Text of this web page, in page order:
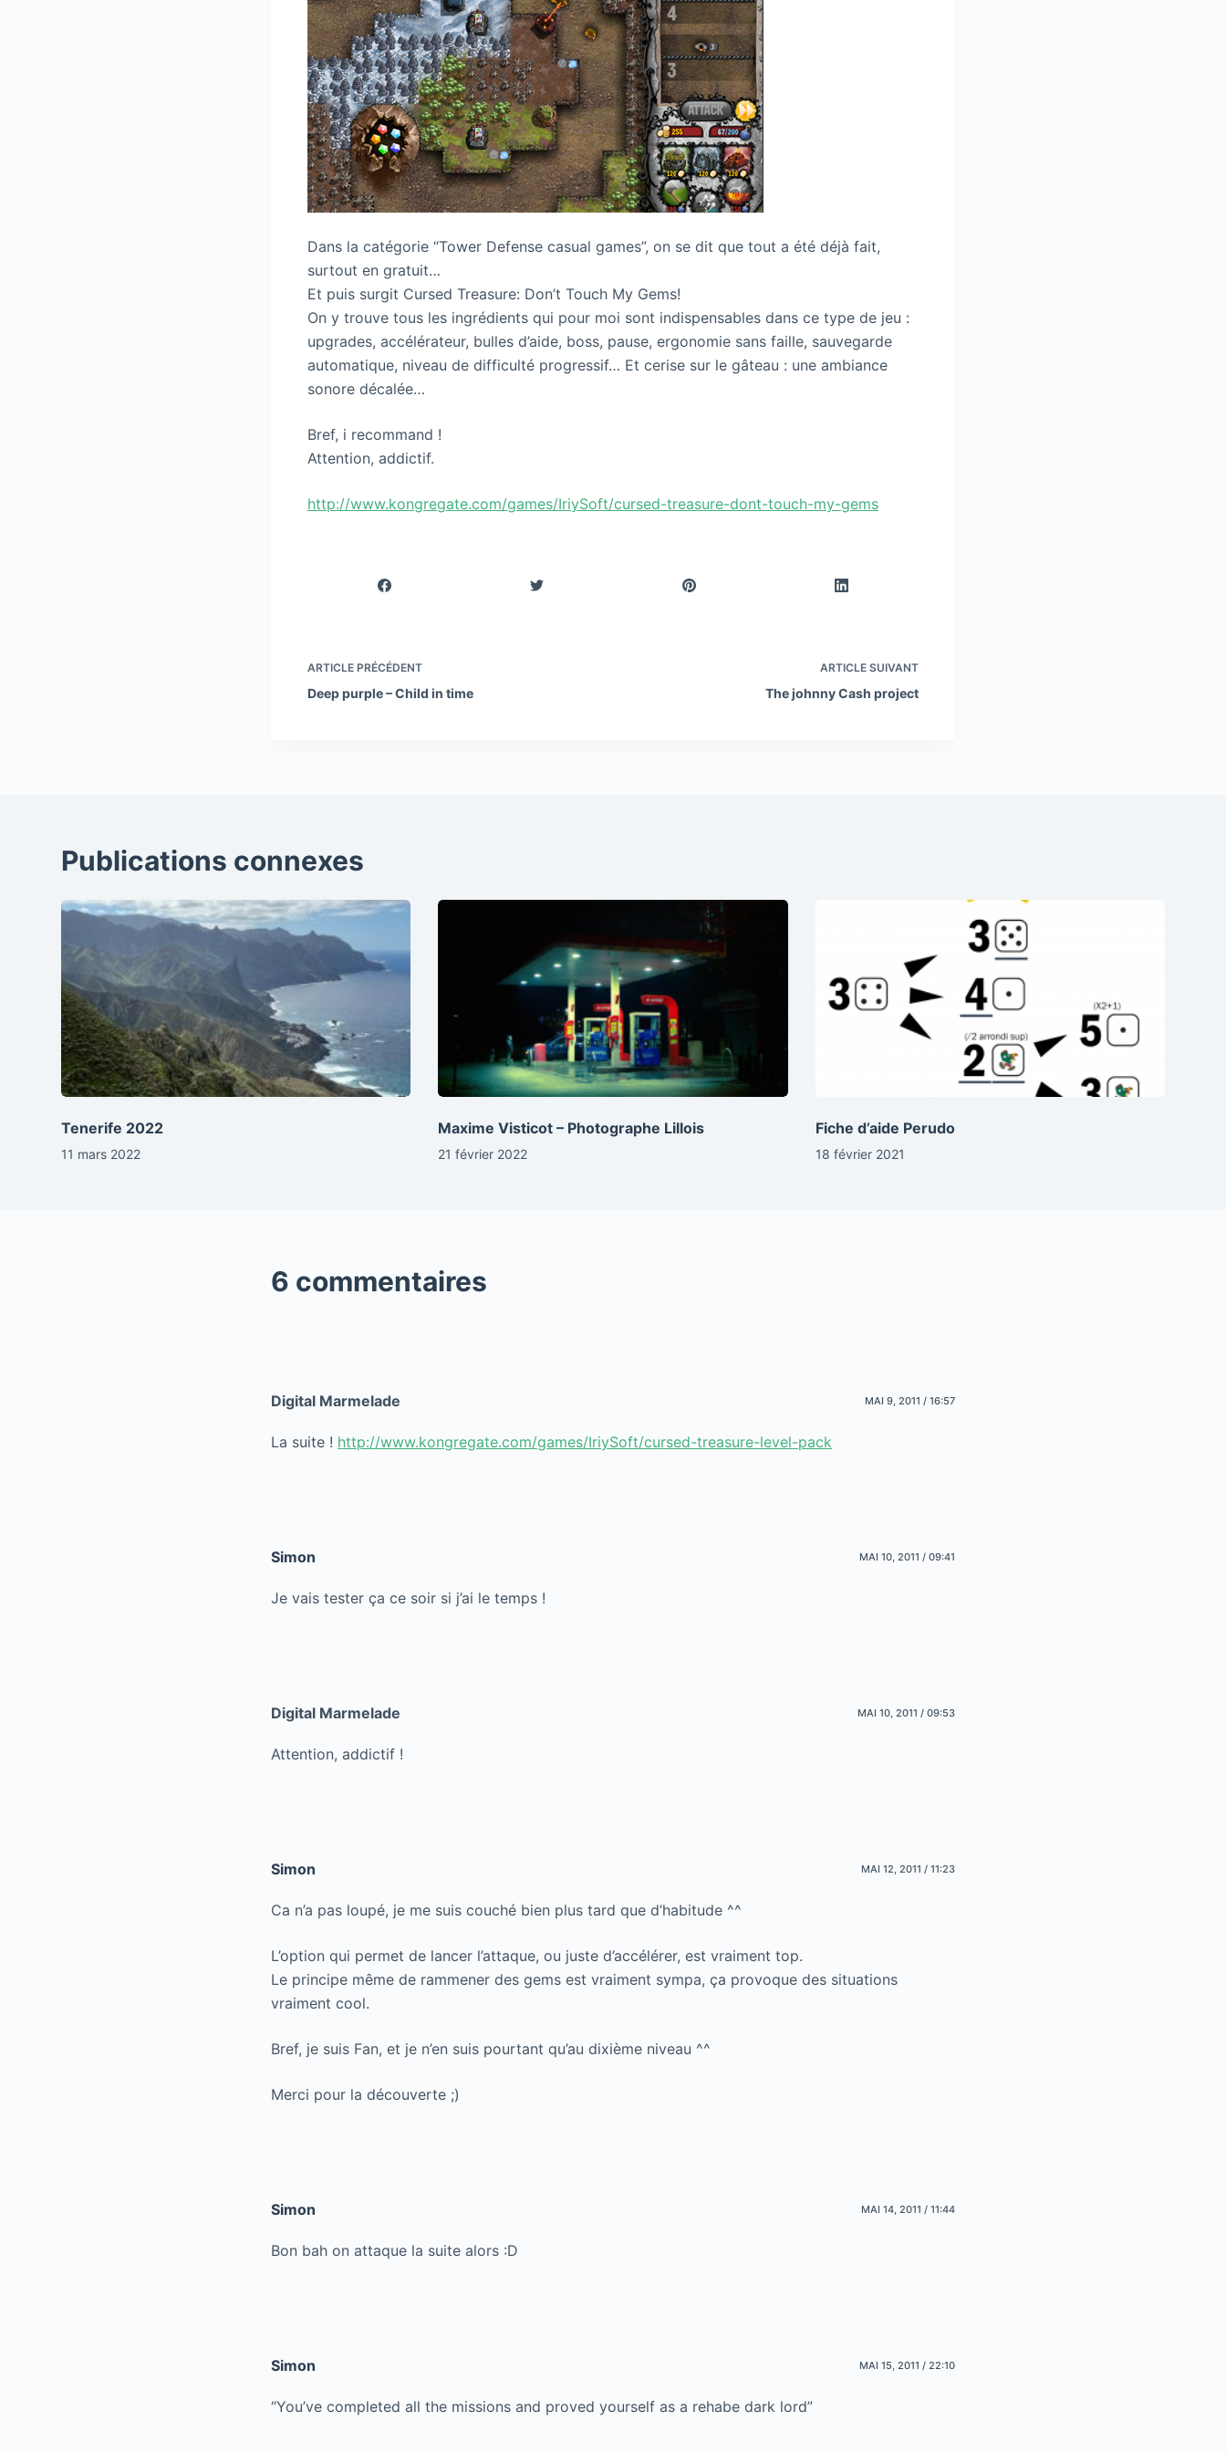
Dans la catégorie “Tower Defense casual games”, on se dit que tout a été déjà fait,
surtout en gratuit…
Et puis surgit Cursed Treasure: Don’t Touch My Gems!
On y trouve tous les ingrédients qui pour moi sont indispensables dans ce type de jeu :
upgrades, accélérateur, bulles d’aide, boss, pause, ergonomie sans faille, sauvegarde
automatique, niveau de difficulté progressif… Et cerise sur le gâteau : une ambiance
sonore décalée…
Bref, i recommand !
Attention, addictif.
http://www.kongregate.com/games/IriySoft/cursed-treasure-dont-touch-my-gems
ARTICLE PRÉCÉDENT
Deep purple – Child in time
ARTICLE SUIVANT
The johnny Cash project
Publications connexes
Tenerife 2022
11 mars 2022
Maxime Visticot – Photographe Lillois
21 février 2022
Fiche d’aide Perudo
18 février 2021
6 commentaires
Digital Marmelade MAI 9, 2011 / 16:57
La suite ! http://www.kongregate.com/games/IriySoft/cursed-treasure-level-pack
Simon MAI 10, 2011 / 09:41
Je vais tester ça ce soir si j’ai le temps !
Digital Marmelade MAI 10, 2011 / 09:53
Attention, addictif !
Simon MAI 12, 2011 / 11:23
Ca n’a pas loupé, je me suis couché bien plus tard que d’habitude ^^
L’option qui permet de lancer l’attaque, ou juste d’accélérer, est vraiment top.
Le principe même de rammener des gems est vraiment sympa, ça provoque des situations
vraiment cool.
Bref, je suis Fan, et je n’en suis pourtant qu’au dixième niveau ^^
Merci pour la découverte ;)
Simon MAI 14, 2011 / 11:44
Bon bah on attaque la suite alors :D
Simon MAI 15, 2011 / 22:10
“You’ve completed all the missions and proved yourself as a rehabe dark lord”